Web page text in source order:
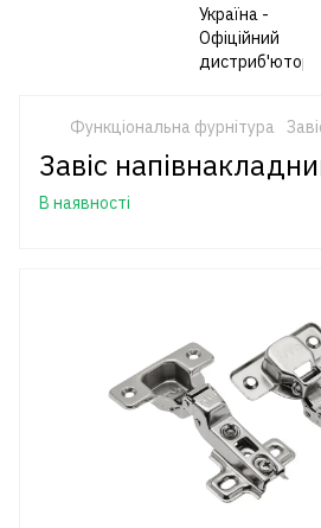
Функціональна фурнітура
Завіс
В наявності